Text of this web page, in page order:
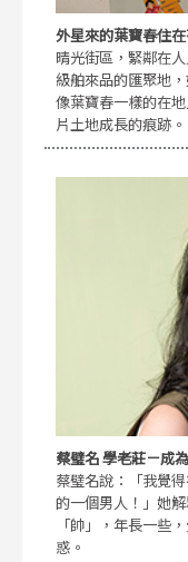
外星來的葉寶春住
晴光街區，緊鄰在
級舶來品的匯聚地
像葉寶春一樣的在
片土地成長的痕跡。
蔡璧名 學老莊－成
蔡璧名說：「我覺
的一個男人！」她
「帥」，年長一些
惑。